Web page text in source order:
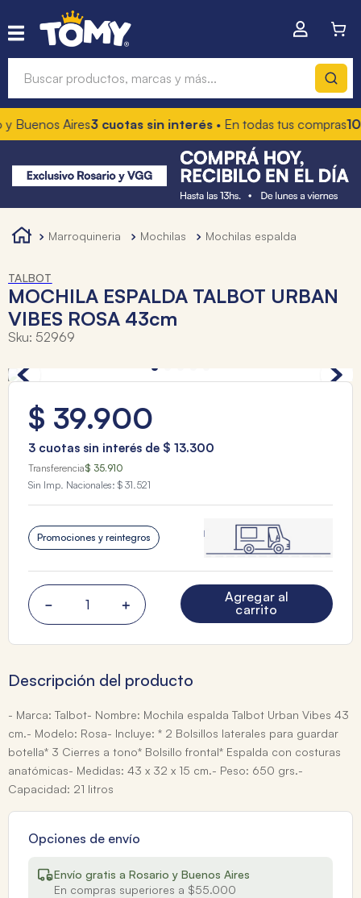
Buenos Aires3 cuotas sin interés• En todas tus compras
marroquineria mochilas mochilas espalda
TALBOT
MOCHILA ESPALDA TALBOT URBAN
VIBES ROSA 43cm
Sku: 52969
$ 39.900
3 cuotas sin interés de $ 13.300
Transferencia$ 35.910
Sin Imp. Nacionales: $ 31.521
Promociones y reintegros
＋
－
Agregar al
carrito
Descripción del producto
- Marca: Talbot- Nombre: Mochila espalda Talbot Urban Vibes 43
cm.- Modelo: Rosa- Incluye: * 2 Bolsillos laterales para guardar
botella* 3 Cierres a tono* Bolsillo frontal* Espalda con costuras
anatómicas- Medidas: 43 x 32 x 15 cm.- Peso: 650 grs.-
Capacidad: 21 litros
Opciones de envío
Envío gratis a Rosario y Buenos Aires
En compras superiores a $55.000
Términos más buscados
1.
hot wheels